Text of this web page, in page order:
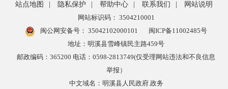
站点地图 隐私保护 帮助中心 联系我们
网站说明
网站标识码： 3504210001
闽公网安备号： 35042102000101
闽ICP备11002485号
地址：明溪县雪峰镇民主路459号
邮政编码：365200 电话：0598-2813749(仅受理网站违法和不良信息
举报）
中文域名：明溪县人民政府.政务